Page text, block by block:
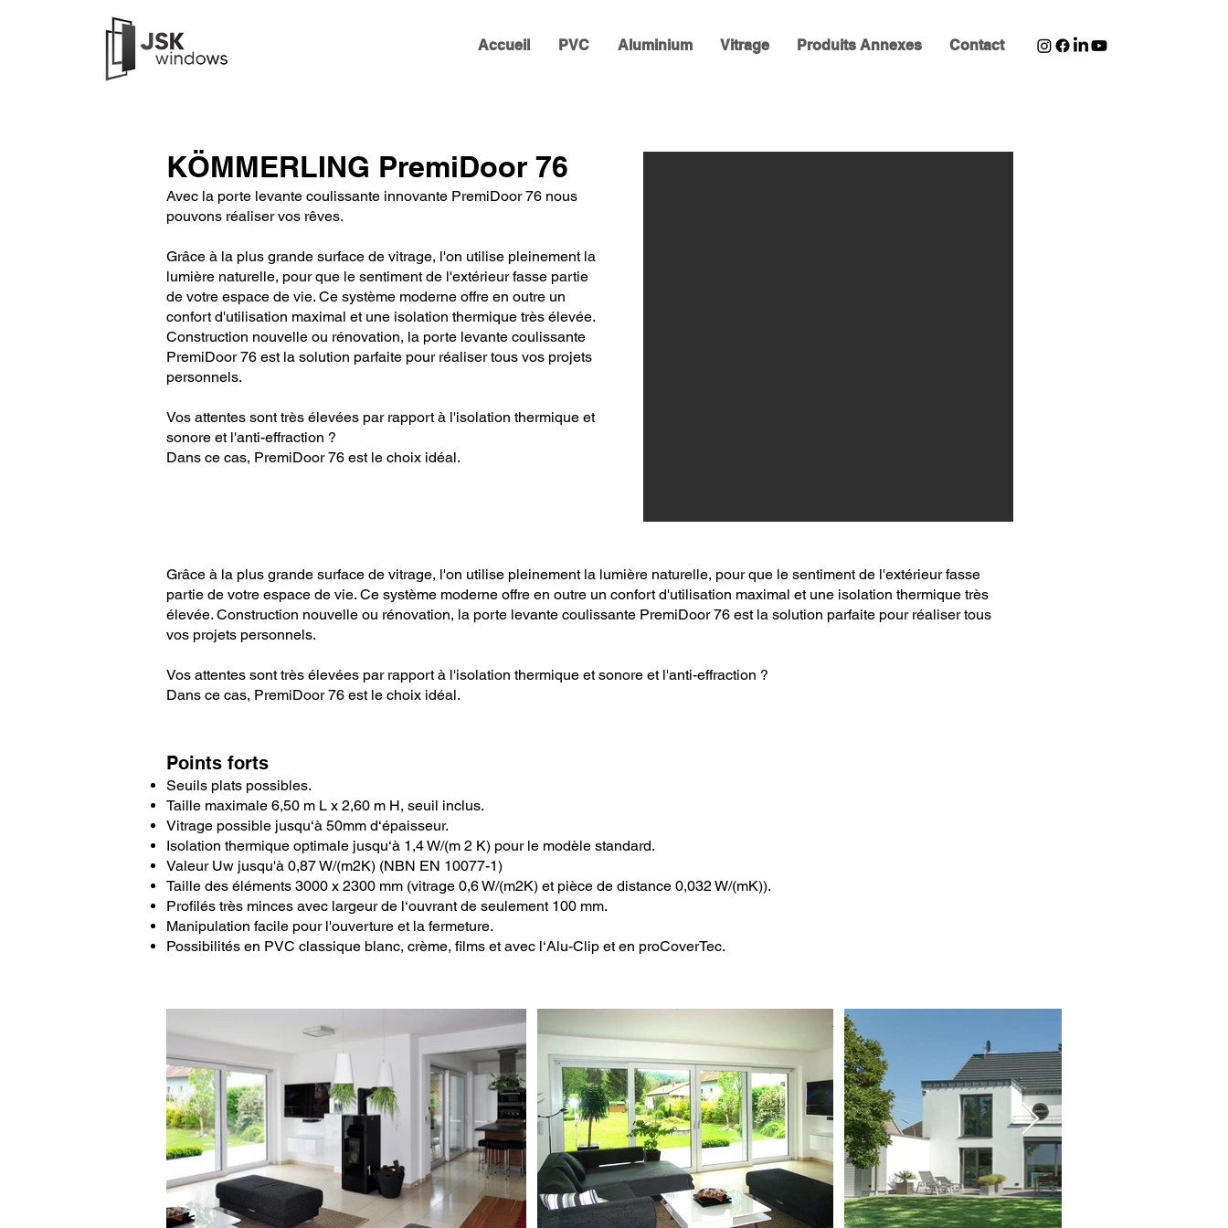
Accueil PVC Aluminium Vitrage Produits Annexes Contact
KÖMMERLING PremiDoor 76
Avec la porte levante coulissante innovante PremiDoor 76 nous
pouvons réaliser vos rêves.
Grâce à la plus grande surface de vitrage, l'on utilise pleinement la
lumière naturelle, pour que le sentiment de l'extérieur fasse partie
de votre espace de vie. Ce système moderne offre en outre un
confort d'utilisation maximal et une isolation thermique très élevée.
Construction nouvelle ou rénovation, la porte levante coulissante
PremiDoor 76 est la solution parfaite pour réaliser tous vos projets
personnels.
Vos attentes sont très élevées par rapport à l'isolation thermique et
sonore et l'anti-effraction ?
Dans ce cas, PremiDoor 76 est le choix idéal.
Grâce à la plus grande surface de vitrage, l'on utilise pleinement la lumière naturelle, pour que le sentiment de l'extérieur fasse
partie de votre espace de vie. Ce système moderne offre en outre un confort d'utilisation maximal et une isolation thermique très
élevée. Construction nouvelle ou rénovation, la porte levante coulissante PremiDoor 76 est la solution parfaite pour réaliser tous
vos projets personnels.
Vos attentes sont très élevées par rapport à l'isolation thermique et sonore et l'anti-effraction ?
Dans ce cas, PremiDoor 76 est le choix idéal.
Points forts
Seuils plats possibles.
Taille maximale 6,50 m L x 2,60 m H, seuil inclus.
Vitrage possible jusqu‘à 50mm d‘épaisseur.
Isolation thermique optimale jusqu‘à 1,4 W/(m 2 K) pour le modèle standard.
Valeur Uw jusqu'à 0,87 W/(m2K) (NBN EN 10077-1)
Taille des éléments 3000 x 2300 mm (vitrage 0,6 W/(m2K) et pièce de distance 0,032 W/(mK)).
Profilés très minces avec largeur de l‘ouvrant de seulement 100 mm.
Manipulation facile pour l'ouverture et la fermeture.
Possibilités en PVC classique blanc, crème, films et avec l‘Alu-Clip et en proCoverTec.